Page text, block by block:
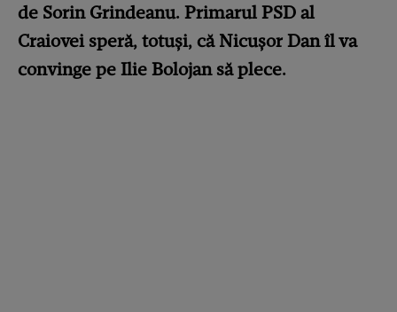
de Sorin Grindeanu. Primarul PSD al
Craiovei speră, totuși, că Nicușor Dan îl va
convinge pe Ilie Bolojan să plece.